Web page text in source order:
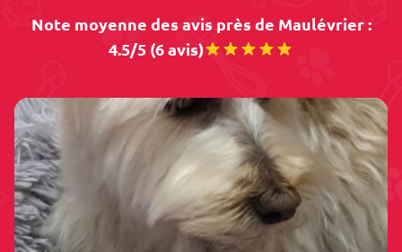
Note moyenne des avis près de Maulévrier :
4.5/5 (6 avis)